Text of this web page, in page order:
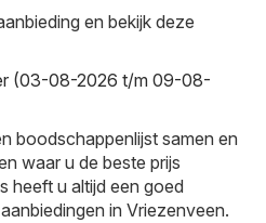
en bekijk deze
(03-08-2026 t/m 09-08-
boodschappenlijst samen en
waar u de beste prijs
heeft u altijd een goed
in Vriezenveen.